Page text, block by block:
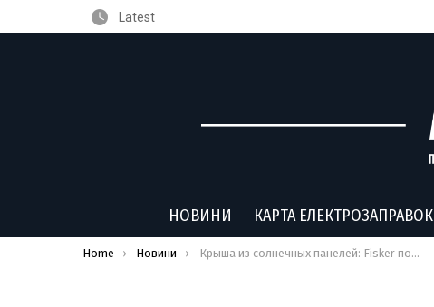
Latest
НОВИНИ КАРТА ЕЛЕКТРОЗАПРАВОК
You are here:
Home Новини Крыша из солнечных панелей: Fisker показал новую деталь будущего электромобиля